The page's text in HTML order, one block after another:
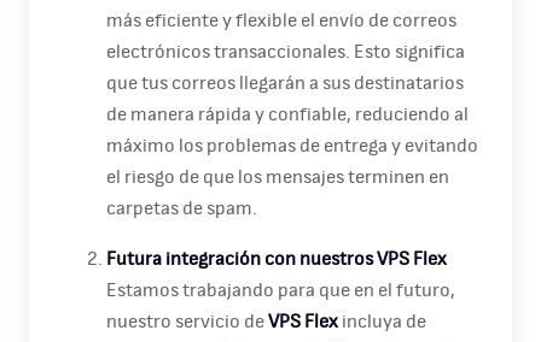
más eficiente y flexible el envío de correos
electrónicos transaccionales. Esto significa
que tus correos llegarán a sus destinatarios
de manera rápida y confiable, reduciendo al
máximo los problemas de entrega y evitando
el riesgo de que los mensajes terminen en
carpetas de spam.
Futura integración con nuestros VPS Flex
Estamos trabajando para que en el futuro,
nuestro servicio deVPS Flex incluya de